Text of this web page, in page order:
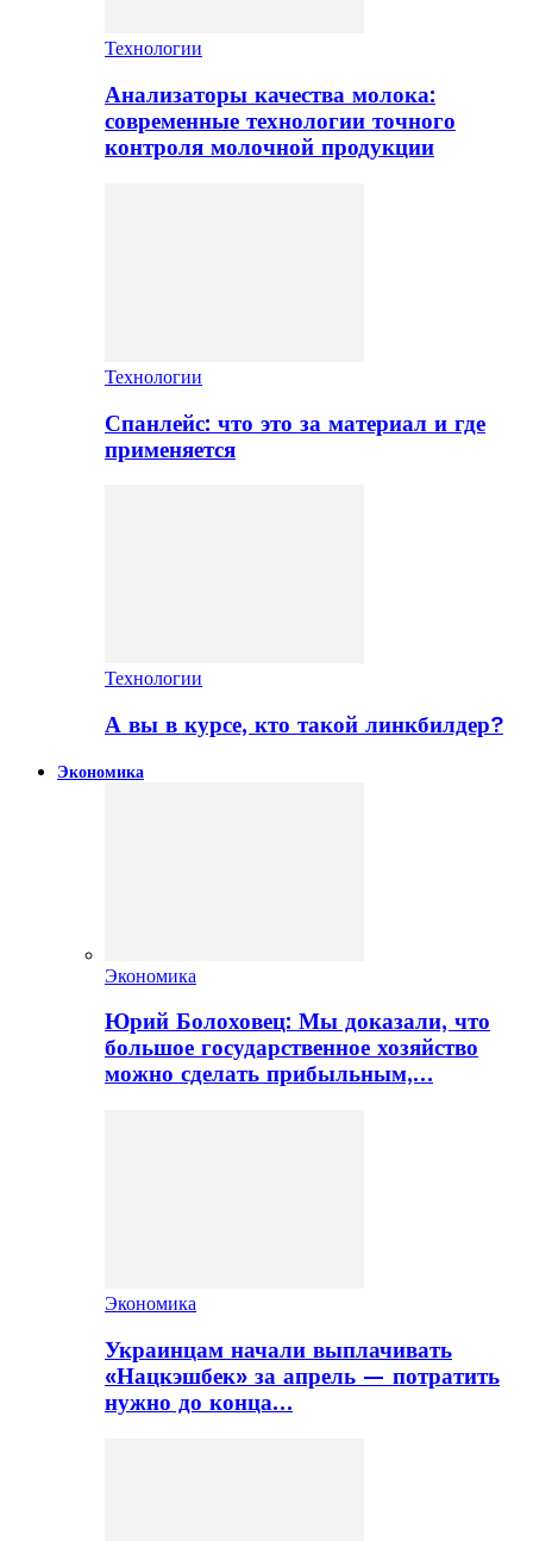
Технологии
Анализаторы качества молока:
современные технологии точного
контроля молочной продукции
Технологии
Спанлейс: что это за материал и где
применяется
Технологии
А вы в курсе, кто такой линкбилдер?
Экономика
Экономика
Юрий Болоховец: Мы доказали, что
большое государственное хозяйство
можно сделать прибыльным,…
Экономика
Украинцам начали выплачивать
«Нацкэшбек» за апрель — потратить
нужно до конца…